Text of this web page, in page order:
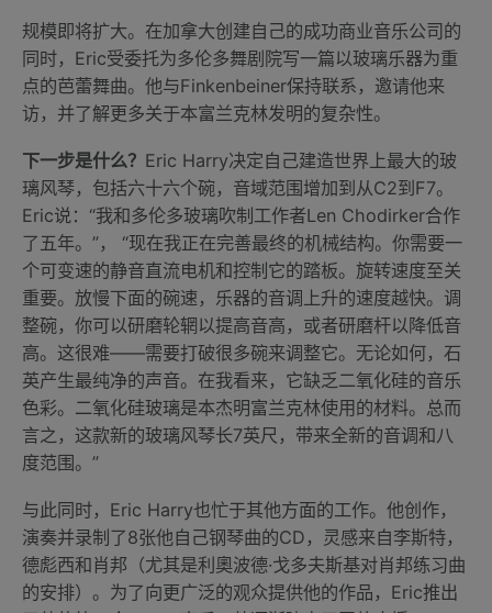
规模即将扩大。在加拿大创建自己的成功商业音乐公司的
同时，Eric受委托为多伦多舞剧院写一篇以玻璃乐器为重
点的芭蕾舞曲。他与Finkenbeiner保持联系，邀请他来
访，并了解更多关于本富兰克林发明的复杂性。
下一步是什么？ Eric Harry决定自己建造世界上最大的玻
璃风琴，包括六十六个碗，音域范围增加到从C2到F7。
Eric说：“我和多伦多玻璃吹制工作者Len Chodirker合作
了五年。”， “现在我正在完善最终的机械结构。你需要一
个可变速的静音直流电机和控制它的踏板。旋转速度至关
重要。放慢下面的碗速，乐器的音调上升的速度越快。调
整碗，你可以研磨轮辋以提高音高，或者研磨杆以降低音
高。这很难——需要打破很多碗来调整它。无论如何，石
英产生最纯净的声音。在我看来，它缺乏二氧化硅的音乐
色彩。二氧化硅玻璃是本杰明富兰克林使用的材料。总而
言之，这款新的玻璃风琴长7英尺，带来全新的音调和八
度范围。”
与此同时，Eric Harry也忙于其他方面的工作。他创作，
演奏并录制了8张他自己钢琴曲的CD，灵感来自李斯特，
德彪西和肖邦（尤其是利奧波德·戈多夫斯基对肖邦练习曲
的安排）。为了向更广泛的观众提供他的作品，Eric推出